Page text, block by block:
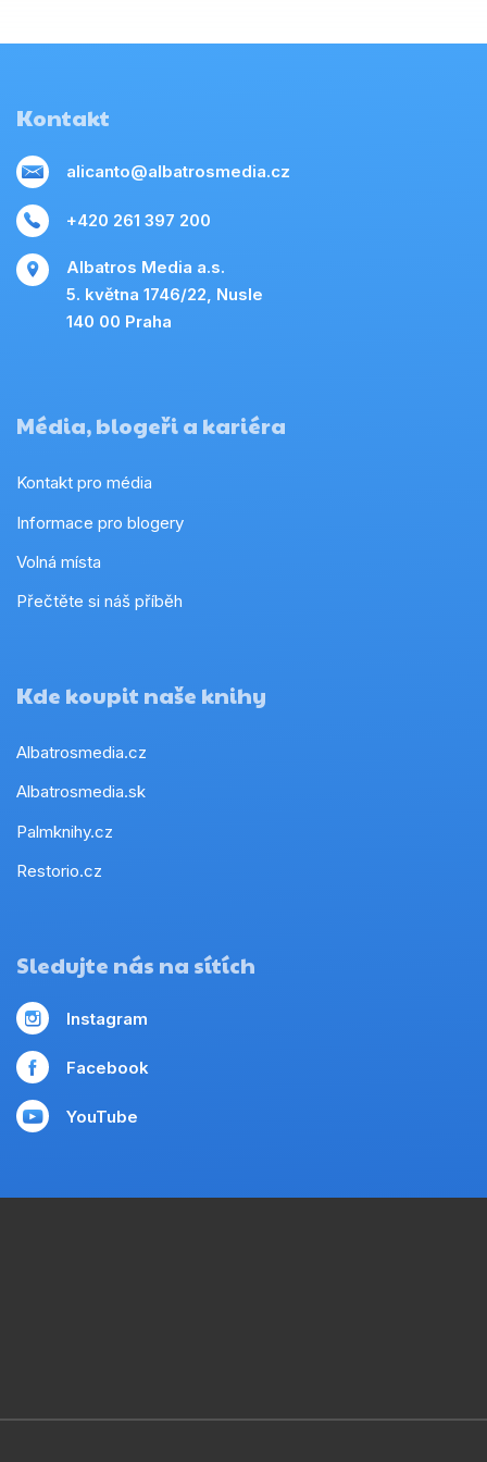
Kontakt
alicanto@albatrosmedia.cz
+420 261 397 200
Albatros Media a.s.
5. května 1746/22, Nusle
140 00 Praha
Média, blogeři a kariéra
Kontakt pro média
Informace pro blogery
Volná místa
Přečtěte si náš příběh
Kde koupit naše knihy
Albatrosmedia.cz
Albatrosmedia.sk
Palmknihy.cz
Restorio.cz
Sledujte nás na sítích
Instagram
Facebook
YouTube